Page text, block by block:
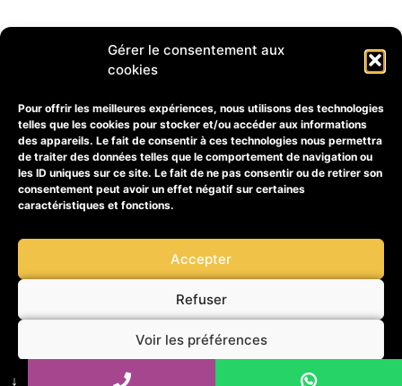
Gérer le consentement aux
cookies
Pour offrir les meilleures expériences, nous utilisons des technologies
telles que les cookies pour stocker et/ou accéder aux informations
des appareils. Le fait de consentir à ces technologies nous permettra
de traiter des données telles que le comportement de navigation ou
les ID uniques sur ce site. Le fait de ne pas consentir ou de retirer son
consentement peut avoir un effet négatif sur certaines
caractéristiques et fonctions.
Accepter
Refuser
Voir les préférences
Politique de cookies Mentions légales 1er taxi du gard
↓